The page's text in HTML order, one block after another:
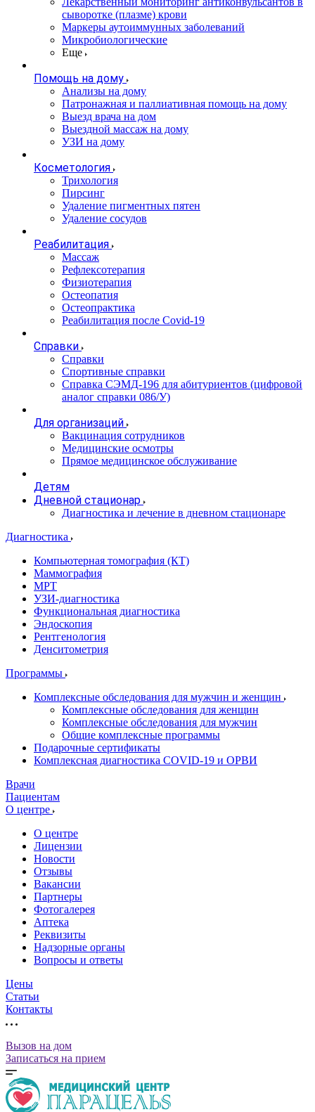
сыворотке (плазме) крови
Маркеры аутоиммунных заболеваний
Микробиологические
Еще
Помощь на дому
Анализы на дому
Патронажная и паллиативная помощь на дому
Выезд врача на дом
Выездной массаж на дому
УЗИ на дому
Косметология
Трихология
Пирсинг
Удаление пигментных пятен
Удаление сосудов
Реабилитация
Массаж
Рефлексотерапия
Физиотерапия
Остеопатия
Остеопрактика
Реабилитация после Covid-19
Справки
Справки
Спортивные справки
Справка СЭМД‑196 для абитуриентов (цифровой
аналог справки 086/У)
Для организаций
Вакцинация сотрудников
Медицинские осмотры
Прямое медицинское обслуживание
Детям
Дневной стационар
Диагностика и лечение в дневном стационаре
Диагностика
Компьютерная томография (КТ)
Маммография
МРТ
УЗИ-диагностика
Функциональная диагностика
Эндоскопия
Рентгенология
Денситометрия
Программы
Комплексные обследования для мужчин и женщин
Комплексные обследования для женщин
Комплексные обследования для мужчин
Общие комплексные программы
Подарочные сертификаты
Комплексная диагностика COVID-19 и ОРВИ
Врачи
Пациентам
О центре
О центре
Лицензии
Новости
Отзывы
Вакансии
Партнеры
Фотогалерея
Аптека
Реквизиты
Надзорные органы
Вопросы и ответы
Цены
Статьи
Контакты
Вызов на дом
Записаться на прием